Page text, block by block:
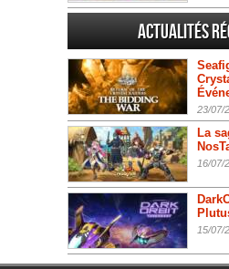
Actualités
23/07/
La
16/07/
15/07/